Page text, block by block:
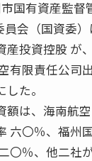
国有資産監
員会（国資委
産投資控股 が
有限責任公司
た。
は、海南航
六〇％、福州
〇％、他二社